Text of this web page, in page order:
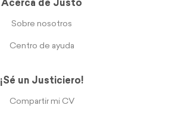
Acerca de Jüsto
Sobre nosotros
Centro de ayuda
¡Sé un Justiciero!
Compartir mi CV